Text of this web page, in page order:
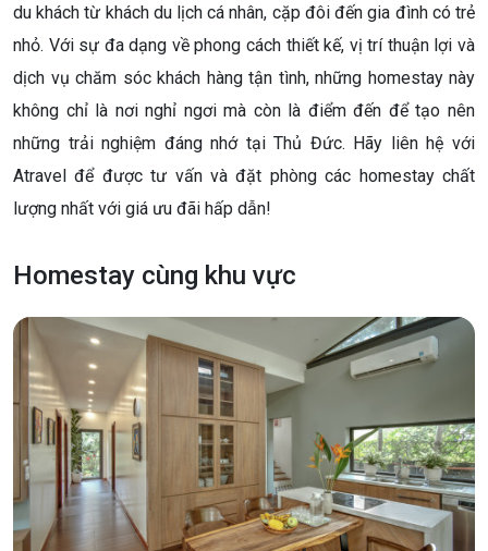
du khách từ khách du lịch cá nhân, cặp đôi đến gia đình có trẻ
nhỏ. Với sự đa dạng về phong cách thiết kế, vị trí thuận lợi và
dịch vụ chăm sóc khách hàng tận tình, những homestay này
không chỉ là nơi nghỉ ngơi mà còn là điểm đến để tạo nên
những trải nghiệm đáng nhớ tại Thủ Đức. Hãy liên hệ với
Atravel để được tư vấn và đặt phòng các homestay chất
lượng nhất với giá ưu đãi hấp dẫn!
Homestay cùng khu vực